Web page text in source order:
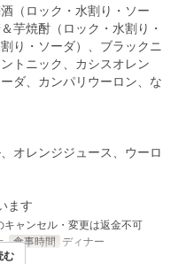
（ロック・水割り・ソー
芋焼酎（ロック・水割り・
り・ソーダ）、ブラックニ
トニック、カシスオレン
ダ、カンパリウーロン、な
オレンジジュース、ウーロ
ます
ャンセル・変更は返金不可
食事時間 ディナー
む